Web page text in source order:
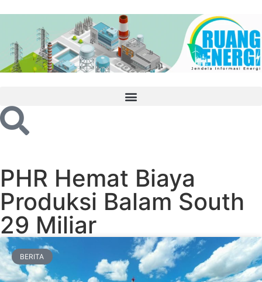
PHR Hemat Biaya
Produksi Balam South
29 Miliar
BERITA